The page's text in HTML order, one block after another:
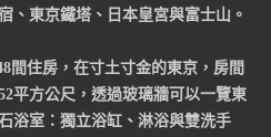
、東京鐵塔、日本皇宮與富士山。
間住房，在寸土寸金的東京，房間
平方公尺，透過玻璃牆可以一覽東
浴室：獨立浴缸、淋浴與雙洗手